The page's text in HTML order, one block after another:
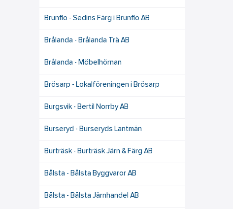
Brunflo - Sedins Färg i Brunflo AB
Brålanda - Brålanda Trä AB
Brålanda - Möbelhörnan
Brösarp - Lokalföreningen i Brösarp
Burgsvik - Bertil Norrby AB
Burseryd - Burseryds Lantmän
Burträsk - Burträsk Järn & Färg AB
Bålsta - Bålsta Byggvaror AB
Bålsta - Bålsta Järnhandel AB